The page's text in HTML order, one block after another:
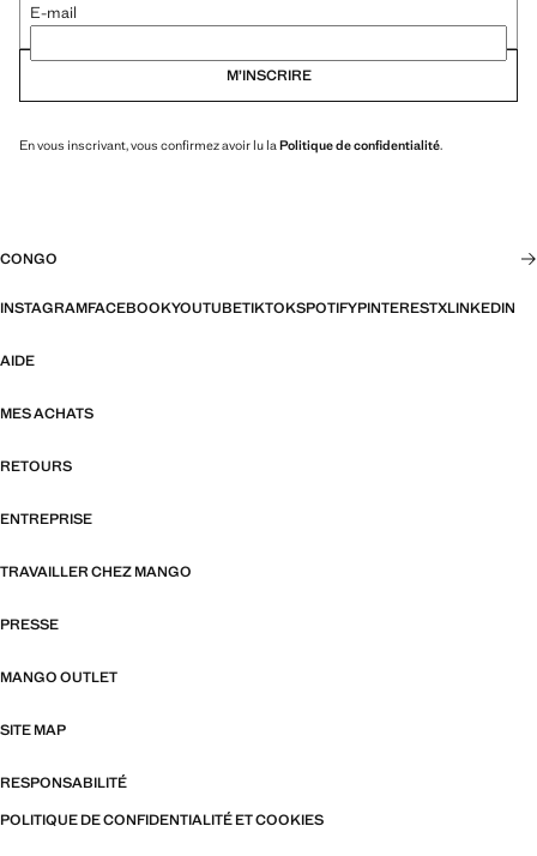
E-mail
M’INSCRIRE
En vous inscrivant, vous confirmez avoir lu la Politique de confidentialité.
CONGO
INSTAGRAMFACEBOOKYOUTUBETIKTOKSPOTIFYPINTERESTXLINKEDIN
AIDE
MES ACHATS
RETOURS
ENTREPRISE
TRAVAILLER CHEZ MANGO
PRESSE
MANGO OUTLET
SITE MAP
RESPONSABILITÉ
POLITIQUE DE CONFIDENTIALITÉ ET COOKIES